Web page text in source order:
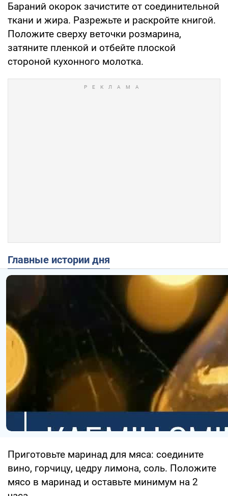
Бараний окорок зачистите от соединительной
ткани и жира. Разрежьте и раскройте книгой.
Положите сверху веточки розмарина,
затяните пленкой и отбейте плоской
стороной кухонного молотка.
Главные истории дня
Приготовьте маринад для мяса: соедините
вино, горчицу, цедру лимона, соль. Положите
мясо в маринад и оставьте минимум на 2